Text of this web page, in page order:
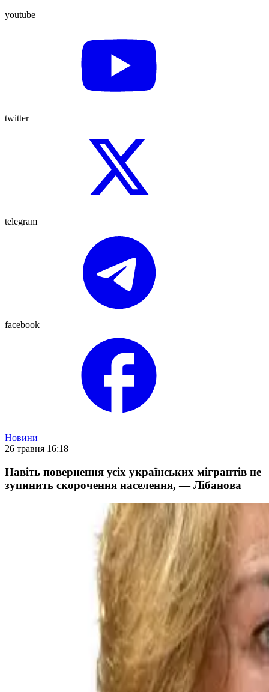
youtube
twitter
telegram
facebook
Новини
26 травня 16:18
Навіть повернення усіх українських мігрантів не
зупинить скорочення населення, — Лібанова